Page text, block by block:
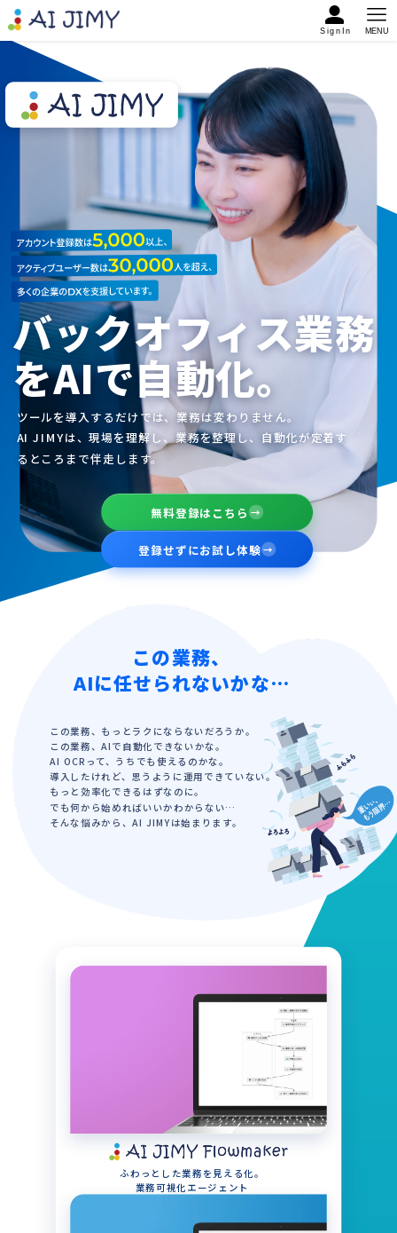
SignIn MENU
無料登録はこちら→
登録せずにお試し体験 →
バックオフィス業務
をAIで自動化。
ツールを導入するだけでは、業務は変わりません。
AI JIMYは、現場を理解し、業務を整理し、自動化が定着す
るところまで伴走します。
この業務、
AIに任せられないかな…
この業務、もっとラクにならないだろうか。
この業務、AIで自動化できないかな。
AI OCRって、うちでも使えるのかな。
導入したけれど、思うように運用できていない。
もっと効率化できるはずなのに。
でも何から始めればいいかわからない…
そんな悩みから、AI JIMYは始まります。
ふわっとした業務を見える化。
業務可視化エージェント